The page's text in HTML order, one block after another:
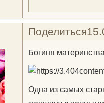
Поделиться
Богиня материнства
Одна из самых